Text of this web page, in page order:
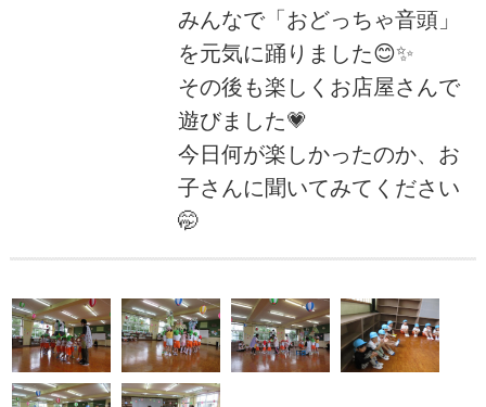
みんなで「おどっちゃ音頭」
を元気に踊りました😊✨
その後も楽しくお店屋さんで
遊びました💗
今日何が楽しかったのか、お
子さんに聞いてみてください
🤭